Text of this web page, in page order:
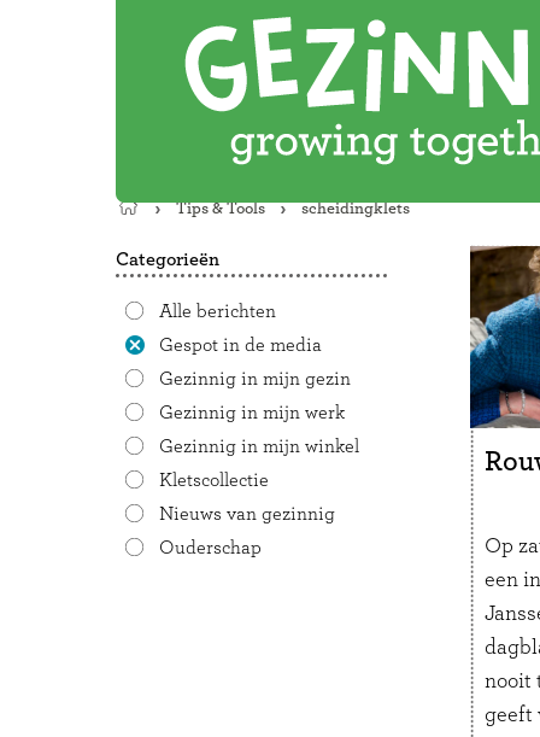
Terug
de
Tips & Tools scheidingklets
Categorieën
Alle berichten
Gespot in de media
Gezinnig in mijn gezin
Gezinnig in mijn werk
Gezinnig in mijn winkel
Kletscollectie
Nieuws van gezinnig
Ouderschap
Op
een
nooit
geeft